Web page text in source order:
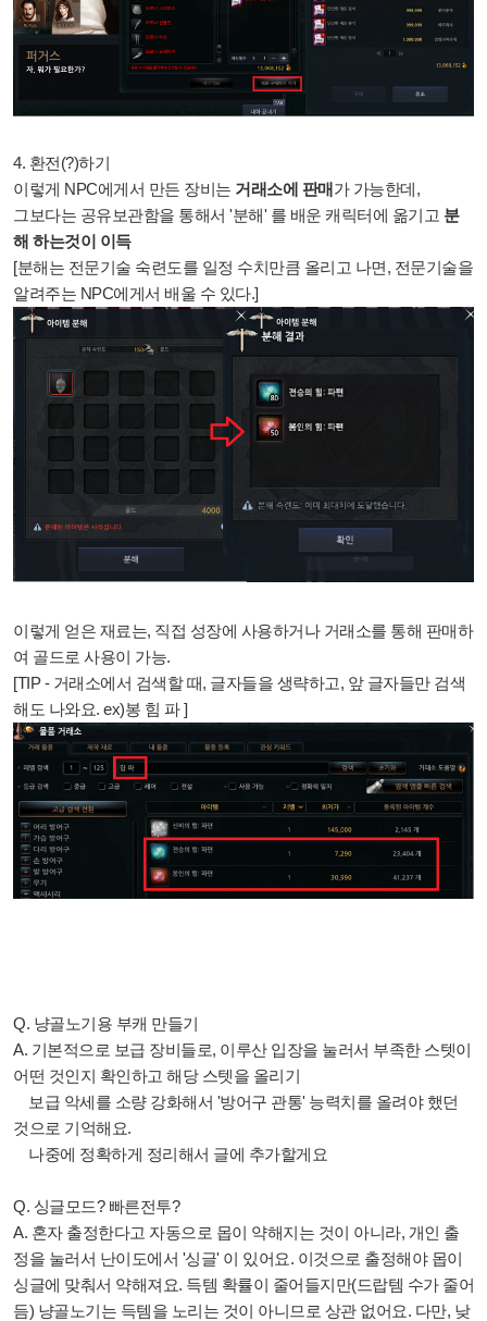
4. 환전(?)하기
이렇게 NPC에게서 만든 장비는 거래소에 판매가 가능한데,
그보다는 공유보관함을 통해서 '분해' 를 배운 캐릭터에 옮기고 분
해 하는것이 이득
[분해는 전문기술 숙련도를 일정 수치만큼 올리고 나면, 전문기술을
알려주는 NPC에게서 배울 수 있다.]
이렇게 얻은 재료는, 직접 성장에 사용하거나 거래소를 통해 판매하
여 골드로 사용이 가능.
[TIP - 거래소에서 검색할 때, 글자들을 생략하고, 앞 글자들만 검색
해도 나와요. ex)봉 힘 파 ]
Q. 냥골노기용 부캐 만들기
A. 기본적으로 보급 장비들로, 이루산 입장을 눌러서 부족한 스텟이
어떤 것인지 확인하고 해당 스텟을 올리기
보급 악세를 소량 강화해서 '방어구 관통' 능력치를 올려야 했던
것으로 기억해요.
나중에 정확하게 정리해서 글에 추가할게요
Q. 싱글모드? 빠른전투?
A. 혼자 출정한다고 자동으로 몹이 약해지는 것이 아니라, 개인 출
정을 눌러서 난이도에서 '싱글' 이 있어요. 이것으로 출정해야 몹이
싱글에 맞춰서 약해져요. 득템 확률이 줄어들지만(드랍템 수가 줄어
듬) 냥골노기는 득템을 노리는 것이 아니므로 상관 없어요. 다만, 낮